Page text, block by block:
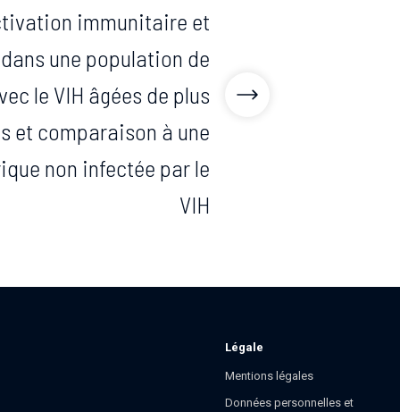
immunitaire et
une population de
le VIH âgées de plus
et comparaison à une
non infectée par le
VIH
Légale
Mentions légales
Données personnelles et